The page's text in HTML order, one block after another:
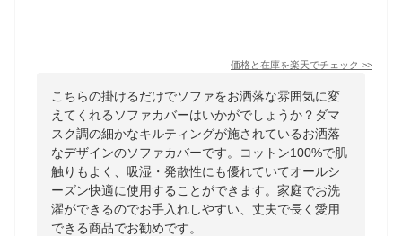
価格と在庫を楽天でチェック >>
こちらの掛けるだけでソファをお洒落な雰囲気に変
えてくれるソファカバーはいかがでしょうか？ダマ
スク調の細かなキルティングが施されているお洒落
なデザインのソファカバーです。コットン100%で肌
触りもよく、吸湿・発散性にも優れていてオールシ
ーズン快適に使用することができます。家庭でお洗
濯ができるのでお手入れしやすい、丈夫で長く愛用
できる商品でお勧めです。